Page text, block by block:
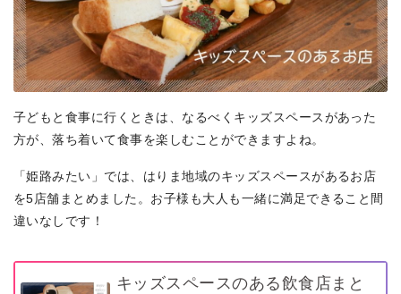
子どもと食事に行くときは、なるべくキッズスペースがあった
方が、落ち着いて食事を楽しむことができますよね。
「姫路みたい」では、はりま地域のキッズスペースがあるお店
を5店舗まとめました。お子様も大人も一緒に満足できること間
違いなしです！
キッズスペースのある飲食店まと